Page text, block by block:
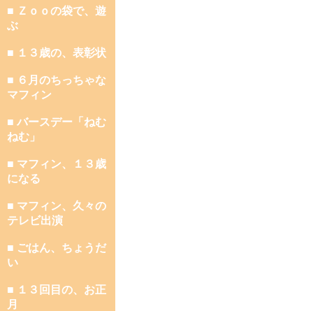
■ Ｚｏｏの袋で、遊
ぶ
■ １３歳の、表彰状
■ ６月のちっちゃな
マフィン
■ バースデー「ねむ
ねむ」
■ マフィン、１３歳
になる
■ マフィン、久々の
テレビ出演
■ ごはん、ちょうだ
い
■ １３回目の、お正
月